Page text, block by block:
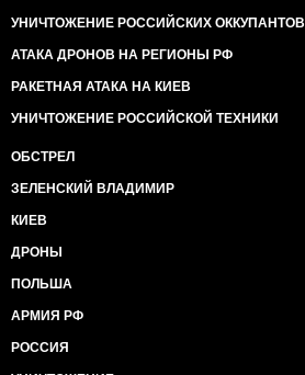
УНИЧТОЖЕНИЕ РОССИЙСКИХ ОККУПАНТОВ
АТАКА ДРОНОВ НА РЕГИОНЫ РФ
РАКЕТНАЯ АТАКА НА КИЕВ
УНИЧТОЖЕНИЕ РОССИЙСКОЙ ТЕХНИКИ
ОБСТРЕЛ
ЗЕЛЕНСКИЙ ВЛАДИМИР
КИЕВ
ДРОНЫ
ПОЛЬША
АРМИЯ РФ
РОССИЯ